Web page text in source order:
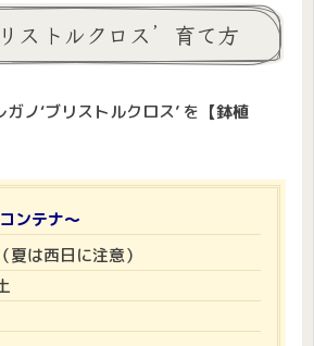
ストルクロス’ 育て方
ノ‘ブリストルクロス’ を 【鉢植
ンテナ～
夏は西日に注意）